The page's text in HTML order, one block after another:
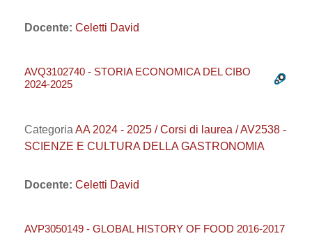
Docente: Celetti David
AVQ3102740 - STORIA ECONOMICA DEL CIBO
2024-2025
Categoria AA 2024 - 2025 / Corsi di laurea / AV2538 -
SCIENZE E CULTURA DELLA GASTRONOMIA
Docente: Celetti David
AVP3050149 - GLOBAL HISTORY OF FOOD 2016-2017